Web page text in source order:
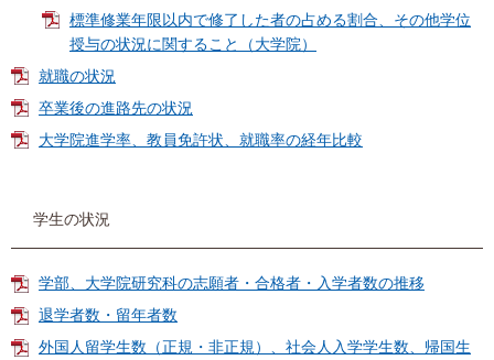
標準修業年限以内で修了した者の占める割合、その他学位
授与の状況に関すること（大学院）
就職の状況
卒業後の進路先の状況
大学院進学率、教員免許状、就職率の経年比較
学生の状況
学部、大学院研究科の志願者・合格者・入学者数の推移
退学者数・留年者数
外国人留学生数（正規・非正規）、社会人入学学生数、帰国生